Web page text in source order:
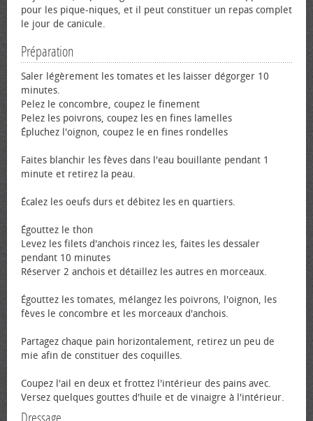
pour les pique-niques, et il peut constituer un repas complet
le jour de canicule.
Préparation
Saler légèrement les tomates et les laisser dégorger 10
minutes.
Pelez le concombre, coupez le finement
Pelez les poivrons, coupez les en fines lamelles
Épluchez l'oignon, coupez le en fines rondelles
Faites blanchir les fèves dans l'eau bouillante pendant 1
minute et retirez la peau.
Écalez les œufs durs et débitez les en quartiers.
Égouttez le thon
Levez les filets d'anchois rincez les, faites les dessaler
pendant 10 minutes
Réserver 2 anchois et détaillez les autres en morceaux.
Égouttez les tomates, mélangez les poivrons, l'oignon, les
fèves le concombre et les morceaux d'anchois.
Partagez chaque pain horizontalement, retirez un peu de
mie afin de constituer des coquilles.
Coupez l'ail en deux et frottez l'intérieur des pains avec.
Versez quelques gouttes d'huile et de vinaigre à l'intérieur.